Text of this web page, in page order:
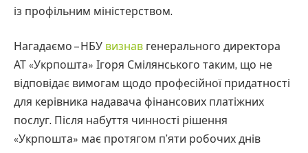
із профільним міністерством.
Нагадаємо – НБУ визнав генерального директора
АТ «Укрпошта» Ігоря Смілянського таким, що не
відповідає вимогам щодо професійної придатності
для керівника надавача фінансових платіжних
послуг. Після набуття чинності рішення
«Укрпошта» має протягом п’яти робочих днів